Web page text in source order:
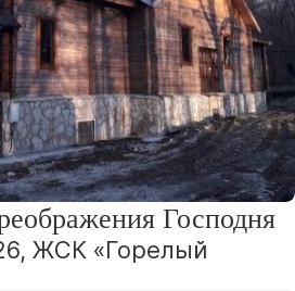
Господня
ЖСК «Горелый